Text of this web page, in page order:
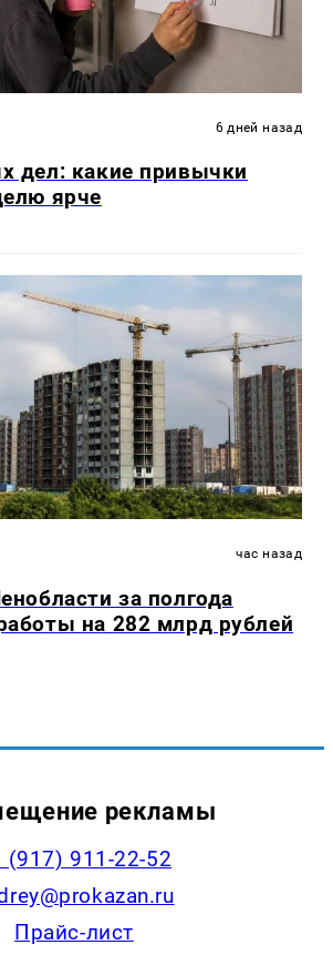
6 дней назад
дел: какие привычки
ярче
час назад
за полгода
на 282 млрд рублей
рекламы
(917) 911-22-52
Прайс-лист